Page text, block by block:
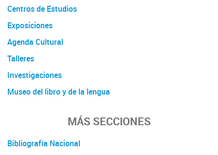
Centros de Estudios
Exposiciones
Agenda Cultural
Talleres
Investigaciones
Museo del libro y de la lengua
MÁS SECCIONES
Bibliografía Nacional